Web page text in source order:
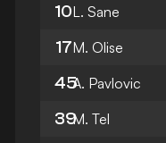
10L. Sane
17M. Olise
45A. Pavlovic
39M. Tel